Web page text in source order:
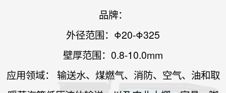
品牌：
外径范围：Φ20-Φ325
壁厚范围：0.8-10.0mm
应用领域： 输送水、煤燃气、消防、空气、油和取